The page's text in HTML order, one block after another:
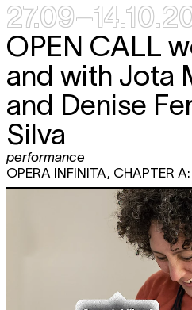
OPEN CALL
and with Jota
and Denise
Silva
performance
OPERA INFINITA, CHAPTER